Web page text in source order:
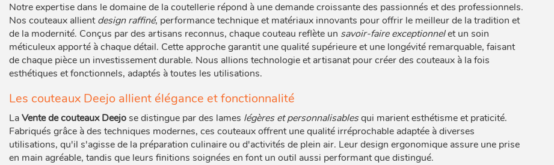
Notre expertise dans le domaine de la coutellerie répond à une demande croissante des passionnés et des professionnels.
Nos couteaux allientdesign raffiné, performance technique et matériaux innovants pour offrir le meilleur de la tradition et
de la modernité. Conçus par des artisans reconnus, chaque couteau reflète un savoir-faire exceptionnelet un soin
méticuleux apporté à chaque détail. Cette approche garantit une qualité supérieure et une longévité remarquable, faisant
de chaque pièce un investissement durable. Nous allions technologie et artisanat pour créer des couteaux à la fois
esthétiques et fonctionnels, adaptés à toutes les utilisations.
Les couteaux Deejo allient élégance et fonctionnalité
LaVente de couteaux Deejose distingue par des lames légères et personnalisablesqui marient esthétisme et praticité.
Fabriqués grâce à des techniques modernes, ces couteaux offrent une qualité irréprochable adaptée à diverses
utilisations, qu'il s'agisse de la préparation culinaire ou d'activités de plein air. Leur design ergonomique assure une prise
en main agréable, tandis que leurs finitions soignées en font un outil aussi performant que distingué.